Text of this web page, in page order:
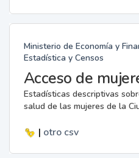
Ministerio de Economía y
Estadística y Censos
Acceso de
Estadísticas descriptivas
salud de las mujeres de la
| otro csv